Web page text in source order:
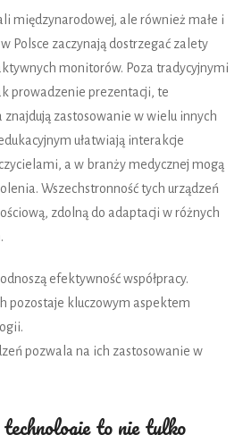
międzynarodowej, ale również małe i
Polsce zaczynają dostrzegać zalety
monitorów. Poza tradycyjnymi
prowadzenie prezentacji, te
zastosowanie w wielu innych
ułatwiają interakcje
a w branży medycznej mogą
Wszechstronność tych urządzeń
zdolną do adaptacji w różnych
efektywność współpracy.
pozostaje kluczowym aspektem
pozwala na ich zastosowanie w
to nie tylko